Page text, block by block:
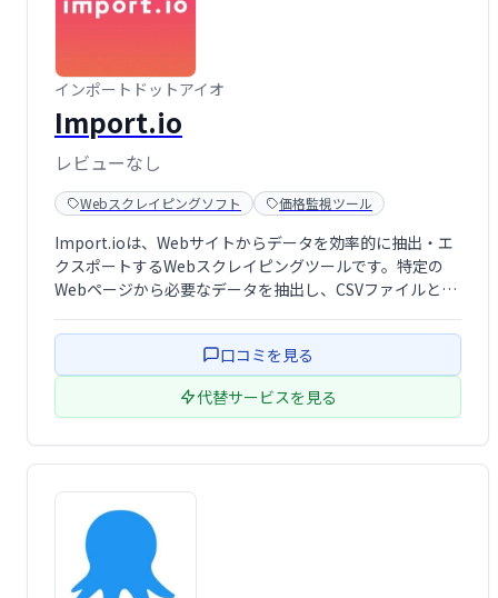
インポートドットアイオ
Import.io
レビューなし
Webスクレイピングソフト 価格監視ツール
Import.ioは、Webサイトからデータを効率的に抽出・エ
クスポートするWebスクレイピングツールです。特定の
Webページから必要なデータを抽出し、CSVファイルとし
APIやWebhookにも対応し、取得したデータを様々なアプ
リケーションと連携 … 口コミを見る
代替サービスを見る